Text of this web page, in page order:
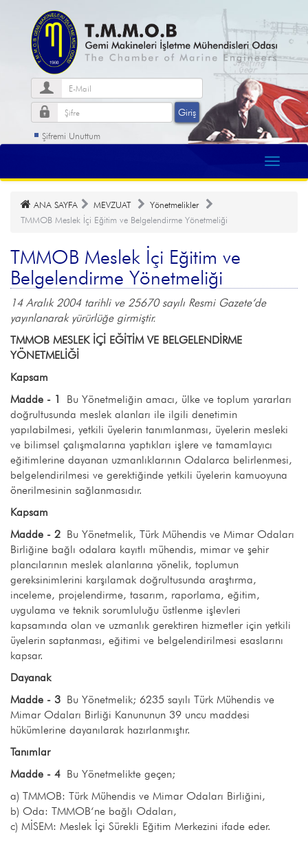
Şifremi Unuttum
ANA SAYFA MEVZUAT
Yönetmelikler
TMMOB Meslek İçi Eğitim ve Belgelendirme Yönetmeliği
TMMOB Meslek İçi Eğitim ve
Belgelendirme Yönetmeliği
14 Aralık 2004 tarihli ve 25670 sayılı Resmi Gazete‘de
yayınlanarak yürürlüğe girmiştir.
TMMOB MESLEK İÇİ EĞİTİM VE BELGELENDİRME
YÖNETMELİĞİ
Kapsam
Madde - 1
Bu Yönetmeliğin amacı, ülke ve toplum yararları
doğrultusunda meslek alanları ile ilgili denetimin
yapılabilmesi, yetkili üyelerin tanımlanması, üyelerin mesleki
ve bilimsel çalışmalarına yaptıkları işlere ve tamamlayıcı
eğitimlerine dayanan uzmanlıklarının Odalarca belirlenmesi,
belgelendirilmesi ve gerektiğinde yetkili üyelerin kamuoyuna
önerilmesinin sağlanmasıdır.
Kapsam
Madde - 2 Bu Yönetmelik, Türk Mühendis ve Mimar Odaları
Birliğine bağlı odalara kayıtlı mühendis, mimar ve şehir
plancılarının meslek alanlarına yönelik, toplumun
gereksinimlerini karşılamak doğrultusunda araştırma,
inceleme, projelendirme, tasarım, raporlama, eğitim,
uygulama ve teknik sorumluluğu üstlenme işlevleri
kapsamında olan ve uzmanlık gerektiren hizmetler için yetkili
üyelerin saptanması, eğitimi ve belgelendirilmesi esaslarını
kapsar.
Dayanak
Madde - 3 Bu Yönetmelik; 6235 sayılı Türk Mühendis ve
Mimar Odaları Birliği Kanununun 39 uncu maddesi
hükümlerine dayanılarak hazırlanmıştır.
Tanımlar
Madde - 4 Bu Yönetmelikte geçen;
a) TMMOB: Türk Mühendis ve Mimar Odaları Birliğini,
b) Oda: TMMOB‘ne bağlı Odaları,
c) MİSEM: Meslek İçi Sürekli Eğitim Merkezini ifade eder.